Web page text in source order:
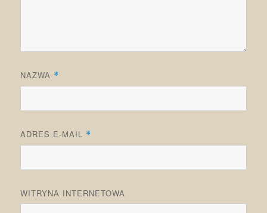
NAZWA *
ADRES E-MAIL *
WITRYNA INTERNETOWA